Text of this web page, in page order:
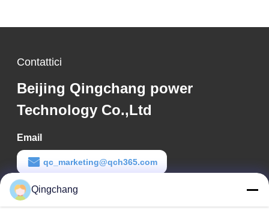
Contattici
Beijing Qingchang power
Technology Co.,Ltd
Email
qc_marketing@qch365.com
Tempo di lavoro
00:00-23:59
Qingchang